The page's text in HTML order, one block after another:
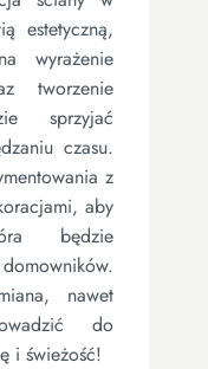
estetyczną,
wyrażenie
tworzenie
sprzyjać
czasu.
z
aby
będzie
nawet
do
i świeżość!